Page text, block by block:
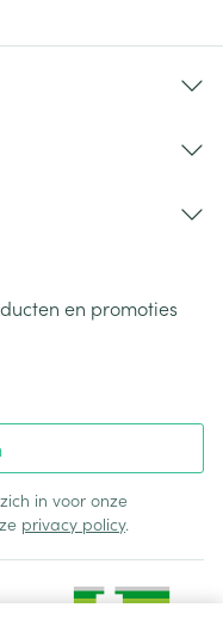
en promoties
in voor onze
privacy policy.